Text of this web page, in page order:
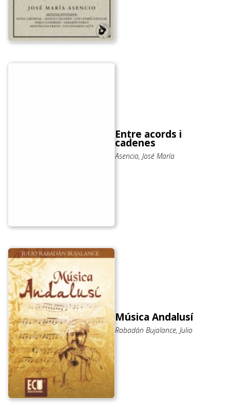
Entre acords i
cadenes
Asencio, José María
Música Andalusí
Rabadán Bujalance, Julio